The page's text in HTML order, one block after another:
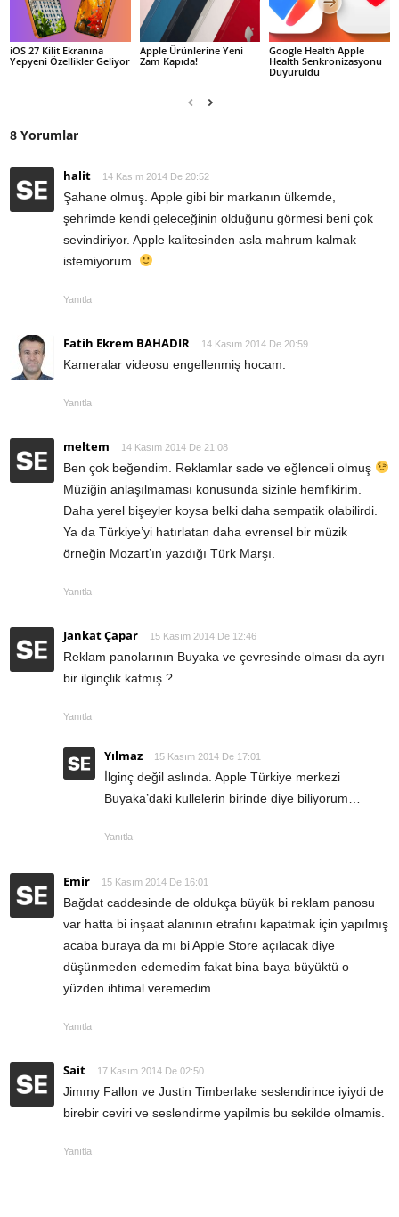
iOS 27 Kilit Ekranına
Yepyeni Özellikler Geliyor
Apple Ürünlerine Yeni
Zam Kapıda!
Google Health Apple
Health Senkronizasyonu
Duyuruldu
8 Yorumlar
halit 14 Kasım 2014 De 20:52
Şahane olmuş. Apple gibi bir markanın ülkemde,
şehrimde kendi geleceğinin olduğunu görmesi beni çok
sevindiriyor. Apple kalitesinden asla mahrum kalmak
istemiyorum.
Yanıtla
Fatih Ekrem BAHADIR 14 Kasım 2014 De 20:59
Kameralar videosu engellenmiş hocam.
Yanıtla
meltem 14 Kasım 2014 De 21:08
Ben çok beğendim. Reklamlar sade ve eğlenceli olmuş
Müziğin anlaşılmaması konusunda sizinle hemfikirim.
Daha yerel bişeyler koysa belki daha sempatik olabilirdi.
Ya da Türkiye’yi hatırlatan daha evrensel bir müzik
örneğin Mozart’ın yazdığı Türk Marşı.
Yanıtla
Jankat Çapar 15 Kasım 2014 De 12:46
Reklam panolarının Buyaka ve çevresinde olması da ayrı
bir ilginçlik katmış.?
Yanıtla
Yılmaz 15 Kasım 2014 De 17:01
İlginç değil aslında. Apple Türkiye merkezi
Buyaka’daki kullelerin birinde diye biliyorum…
Yanıtla
Emir 15 Kasım 2014 De 16:01
Bağdat caddesinde de oldukça büyük bi reklam panosu
var hatta bi inşaat alanının etrafını kapatmak için yapılmış
acaba buraya da mı bi Apple Store açılacak diye
düşünmeden edemedim fakat bina baya büyüktü o
yüzden ihtimal veremedim
Yanıtla
Sait 17 Kasım 2014 De 02:50
Jimmy Fallon ve Justin Timberlake seslendirince iyiydi de
birebir ceviri ve seslendirme yapilmis bu sekilde olmamis.
Yanıtla